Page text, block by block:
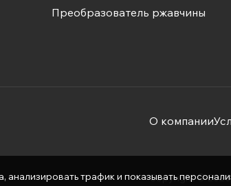
Преобразователь ржавчины
О компании
Copyright ©
трафик и показывать